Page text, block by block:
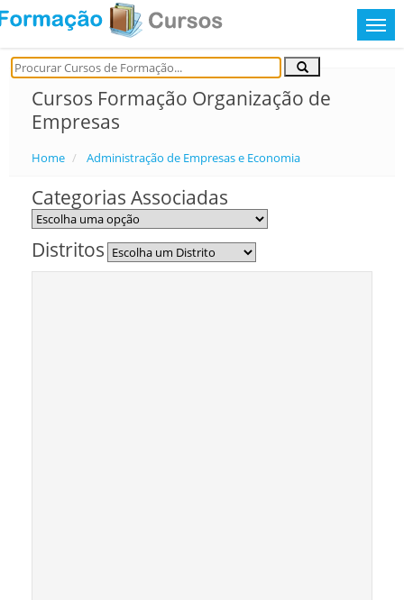
Cursos Formação Organização de
Empresas
Home Administração de Empresas e Economia
Categorias Associadas
Distritos